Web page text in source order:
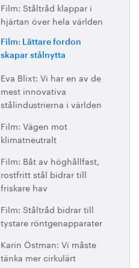
Film: Ståltråd klappar i
hjärtan över hela världen
Film: Lättare fordon
skapar stålnytta
Eva Blixt: Vi har en av de
mest innovativa
stålindustrierna i världen
Film: Vägen mot
klimatneutralt
Film: Båt av höghållfast,
rostfritt stål bidrar till
friskare hav
Film: Ståltråd bidrar till
tystare röntgenapparater
Karin Östman: Vi måste
tänka mer cirkulärt